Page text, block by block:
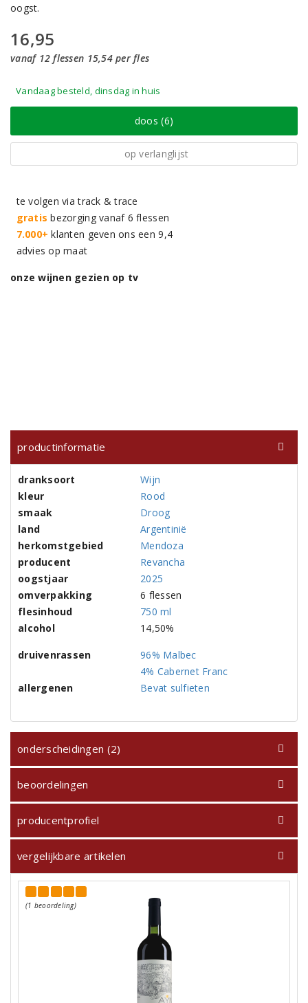
oogst.
16,95
vanaf 12 flessen 15,54 per fles
Vandaag besteld, dinsdag in huis
doos (6)
op verlanglijst
te volgen via track & trace
gratis bezorging vanaf 6 flessen
7.000+ klanten geven ons een 9,4
advies op maat
onze wijnen gezien op tv
productinformatie
dranksoort
Wijn
kleur
Rood
smaak
Droog
land
Argentinië
herkomstgebied
Mendoza
producent
Revancha
oogstjaar
2025
omverpakking
6 flessen
flesinhoud
750 ml
alcohol
14,50%
druivenrassen
96% Malbec
4% Cabernet Franc
allergenen
Bevat sulfieten
onderscheidingen (2)
beoordelingen
producentprofiel
vergelijkbare artikelen
(1 beoordeling)